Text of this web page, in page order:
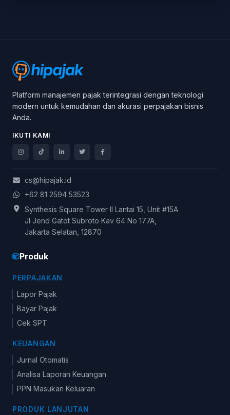
Platform manajemen pajak terintegrasi dengan teknologi
modern untuk kemudahan dan akurasi perpajakan bisnis
Anda.
IKUTI KAMI
cs@hipajak.id
+62 81 2594 53523
Synthesis Square Tower II Lantai 15, Unit #15A
Jl Jend Gatot Subroto Kav 64 No 177A,
Jakarta Selatan, 12870
Produk
PERPAJAKAN
Lapor Pajak
Bayar Pajak
Cek SPT
KEUANGAN
Jurnal Otomatis
Analisa Laporan Keuangan
PPN Masukan Keluaran
PRODUK LANJUTAN